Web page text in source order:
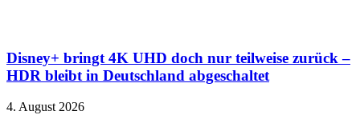
Disney+ bringt 4K UHD doch nur teilweise zurück –
HDR bleibt in Deutschland abgeschaltet
4. August 2026